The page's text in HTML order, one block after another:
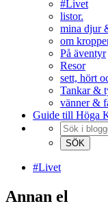
#Livet
listor.
mina djur
om
På äventyr
Resor
sett, hört
Tankar &
vänner &
Guide till Höga
#Livet
Annan el